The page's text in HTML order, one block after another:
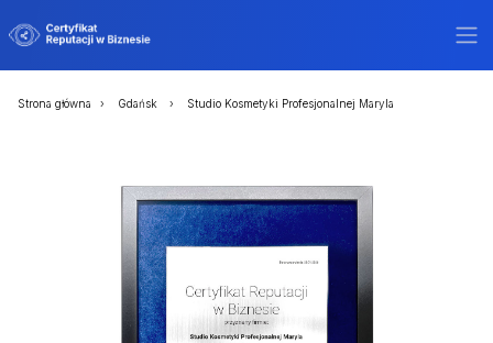
Strona główna Gdańsk Studio Kosmetyki Profesjonalnej Maryla